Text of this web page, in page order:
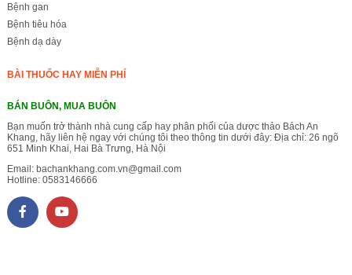
Bệnh gan
Bệnh tiêu hóa
Bệnh dạ dày
BÀI THUỐC HAY MIỄN PHÍ
BÁN BUÔN, MUA BUÔN
Bạn muốn trở thành nhà cung cấp hay phân phối của dược thảo Bách An
Khang, hãy liên hệ ngay với chúng tôi theo thông tin dưới đây: Địa chỉ: 26 ngõ
651 Minh Khai, Hai Bà Trưng, Hà Nội
Email: bachankhang.com.vn@gmail.com
Hotline: 0583146666